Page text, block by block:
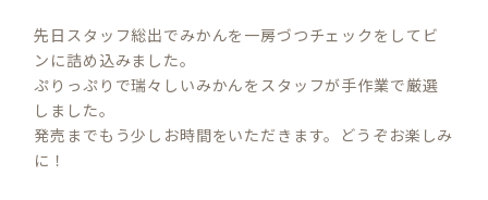
先日スタッフ総出でみかんを一房づつチェックをしてビ
ンに詰め込みました。
ぷりっぷりで瑞々しいみかんをスタッフが手作業で厳選
しました。
発売までもう少しお時間をいただきます。どうぞお楽しみ
に！